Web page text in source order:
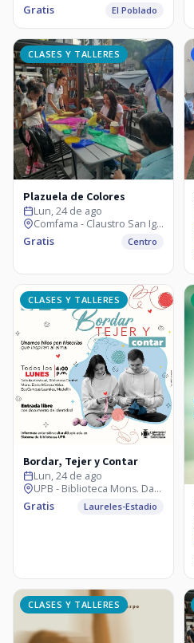
Gratis El Poblado
CLASES Y TALLERES
Plazuela de Colores
Lun, 24 de ago
Comfama - Claustro San Ignacio
Gratis Centro
CLASES Y TALLERES
Bordar, Tejer y Contar
Lun, 24 de ago
UPB - Biblioteca Mons. Darío Múnera
Gratis Laureles-Estadio
CLASES Y TALLERES